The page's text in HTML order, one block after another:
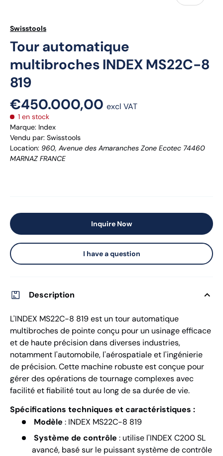
Swisstools
Tour automatique
multibroches INDEX MS22C-8
819
€450.000,00 excl VAT
1 en stock
Marque: Index
Vendu par: Swisstools
Location: 960, Avenue des Amaranches Zone Ecotec 74460
MARNAZ FRANCE
Inquire Now
I have a question
Description
L'INDEX MS22C-8 819 est un tour automatique
multibroches de pointe conçu pour un usinage efficace
et de haute précision dans diverses industries,
notamment l'automobile, l'aérospatiale et l'ingénierie
de précision. Cette machine robuste est conçue pour
gérer des opérations de tournage complexes avec
facilité et fiabilité tout au long de sa durée de vie.
Spécifications techniques et caractéristiques :
Modèle : INDEX MS22C-8 819
Système de contrôle : utilise l'INDEX C200 SL
avancé, basé sur le puissant système de contrôle